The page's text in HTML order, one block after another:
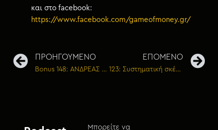
και στο facebook:
https://www.facebook.com/gameofmoney.gr/
ΠΡΟΗΓΟΥΜΕΝΟ
Bonus 148: ΑΝΔΡΕΑΣ (ΦΑΡΜΑ) ΑΓΓΕΛΟΠΟΥΛΟΣ – Η νέα γενιά του πρωτογενή τομέα δίνει μαθήματα επιχειρηματικότητας
ΕΠΟΜΕΝΟ
123: Συστηματική σκέψη και εξειδικευμένα συστήματα πλούτου
Μπορείτε να